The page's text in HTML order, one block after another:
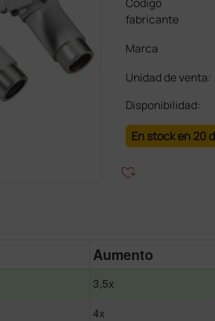
Código
fabricante
Marca
Unidad de venta:
Disponibilidad:
En stock en 20
heart_plus
Aumento
3,5x
4x